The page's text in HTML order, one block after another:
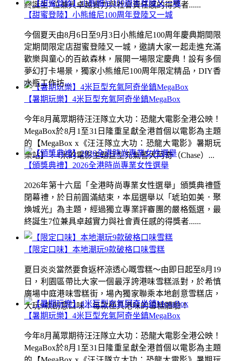
終誕生7位兼具卓越實力與社會責任感的得獎者......
【暑期玩樂】4米巨型充氣阿奇坐鎮MegaBox
今年8月萬眾期待汪汪隊立大功：恐龍大電影全港公映！
MegaBox於8月1至31日隆重呈獻全港首個以電影為主題
的【MegaBox x《汪汪隊立大功：恐龍大電影》暑期玩
樂站】！4米的電影主題巨型充氣警犬阿奇（Chase）...
【限定口味】本地潮玩9款破格口味雪糕
夏日炎炎當然要食返杯涼透心嘅雪糕～由即日起至8月19
日，利園區帶比大家一個最浮誇港味雪糕派對，於希慎
廣場中庭港味雪糕街，場內獨家聯乘本地創意雪糕店，
大玩9款創意口味！每款極具港味的雪糕體驗！
【甜蜜登陸】小熊維尼100周年登陸又一城
今個夏天由8月6日至9月3日小熊維尼100周年慶典期間限
定期間限定店甜蜜登陸又一城，邀請大家一起走進充滿
歡樂與童心的百畝森林，展開一場限定慶典！設有多個
夢幻打卡場景，獨家小熊維尼100周年限定精品，DIY香
水瓶工作坊...
【頒獎典禮】2026全港時尚專業女性選舉
2026年第十六屆「全港時尚專業女性選舉」頒獎典禮暨
閉幕禮，於日前圓滿結束，本屆選舉以「琥珀如美．聚
煥城光」為主題，經過獨立專業評審團的嚴格甄選，最
終誕生7位兼具卓越實力與社會責任感的得獎者......
【暑期玩樂】4米巨型充氣阿奇坐鎮MegaBox
今年8月萬眾期待汪汪隊立大功：恐龍大電影全港公映！
MegaBox於8月1至31日隆重呈獻全港首個以電影為主題